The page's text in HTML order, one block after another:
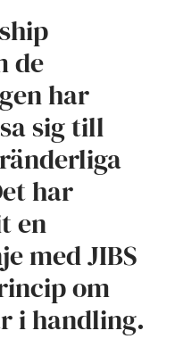
de
har
sig till
har
en
med JIBS
om
i handling.